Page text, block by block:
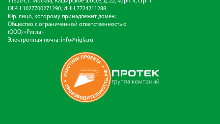
ОГРН 1027700271290; ИНН 7724211288
Юр. лицо, которому принадлежит домен:
Общество с ограниченной ответственностью
(ООО) «Ригла»
Электронная почта: info@rigla.ru